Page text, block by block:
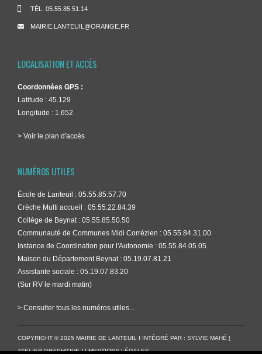
TÉL. 05.55.85.51.14
MAIRIE.LANTEUIL@ORANGE.FR
LOCALISATION ET ACCÈS
Coordonnées GPS :
Latitude : 45.129
Longitude : 1.652
> Voir le plan d'accès
NUMÉROS UTILES
École de Lanteuil : 05.55.85.57.70
Crèche Multi accueil : 05.55.22.84.39
Collège de Beynat : 05.55.85.50.50
Communauté de Communes Midi Corrézien : 05.55.84.31.00
Instance de Coordination pour l'Autonomie : 05.55.84.05.05
Maison du Département Beynat : 05.19.07.81.21
Assistante sociale : 05.19.07.83.20
(Sur RV le mardi matin)
> Consulter tous les numéros utiles...
COPYRIGHT © 2025 MAIRIE DE LANTEUIL I INTÉGRÉ PAR : SYLVIE MAHÉ [
ATELIER GRAPHIQUE ]IMENTIONS LÉGALES